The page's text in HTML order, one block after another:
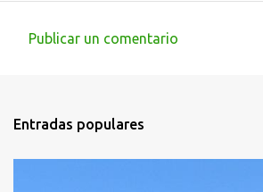
e
n
Publicar un comentario
Entradas populares